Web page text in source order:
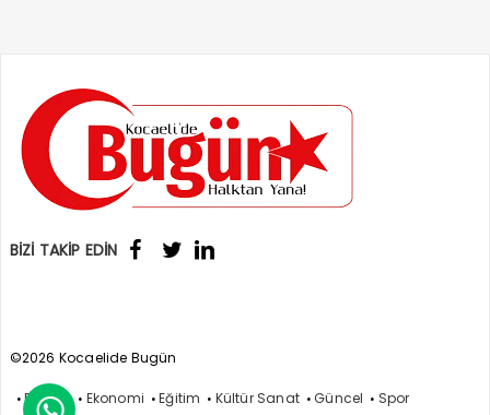
BİZİ TAKİP EDİN
©2026 Kocaelide Bugün
Politika Ekonomi Eğitim Kültür Sanat Güncel Spor